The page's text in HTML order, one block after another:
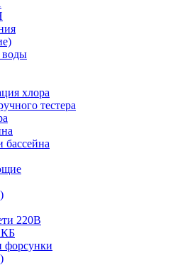
воды
хлора
тестера
бассейна
220В
форсунки